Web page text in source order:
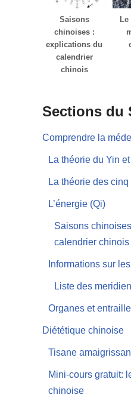
Saisons
chinoises :
explications du
calendrier
chinois
Sections du
Comprendre la
La théorie du Yin
La théorie des
L’énergie (Qi)
Saisons
calendrier chinois
Informations sur
Liste des
Organes et
Diététique chinoise
Tisane
Mini-cours gratuit:
chinoise